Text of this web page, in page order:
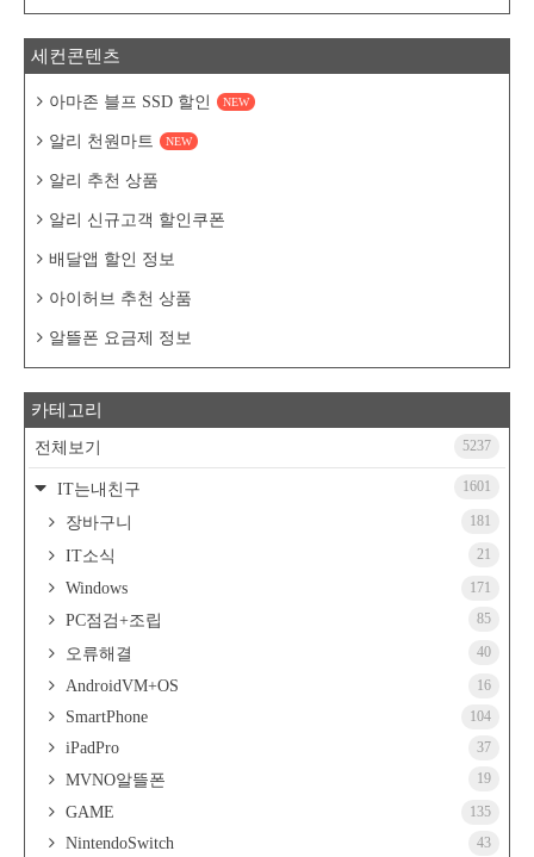
세컨콘텐츠
아마존 블프 SSD 할인 NEW
알리 천원마트 NEW
알리 추천 상품
알리 신규고객 할인쿠폰
배달앱 할인 정보
아이허브 추천 상품
알뜰폰 요금제 정보
카테고리
전체보기 5237
IT는내친구 1601
장바구니 181
IT소식 21
Windows 171
PC점검+조립 85
오류해결 40
AndroidVM+OS 16
SmartPhone 104
iPadPro 37
MVNO알뜰폰 19
GAME 135
NintendoSwitch 43